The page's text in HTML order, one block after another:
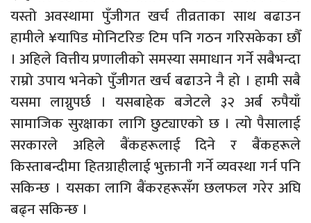
यस्तो अवस्थामा पुँजीगत खर्च तीव्रताका साथ बढाउन
हामीले ¥यापिड मोनिटरिङ टिम पनि गठन गरिसकेका छौँ
। अहिले वित्तीय प्रणालीको समस्या समाधान गर्ने सबैभन्दा
राम्रो उपाय भनेको पुँजीगत खर्च बढाउने नै हो । हामी सबै
यसमा लाग्नुपर्छ । यसबाहेक बजेटले ३२ अर्ब रुपैयाँ
सामाजिक सुरक्षाका लागि छुट्याएको छ । त्यो पैसालाई
सरकारले अहिले बैंकहरूलाई दिने र बैंकहरूले
किस्ताबन्दीमा हितग्राहीलाई भुक्तानी गर्ने व्यवस्था गर्न पनि
सकिन्छ । यसका लागि बैंकरहरूसँग छलफल गरेर अघि
बढ्न सकिन्छ ।